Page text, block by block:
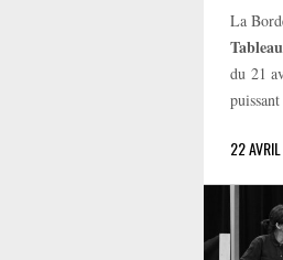
La
du 21
22